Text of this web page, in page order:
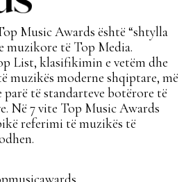
Music Awards është “shtylla
muzikore të Top Media.
List, klasifikimin e vetëm dhe
muzikës moderne shqiptare, më
parë të standarteve botërore të
Në 7 vite Top Music Awards
referimi të muzikës të